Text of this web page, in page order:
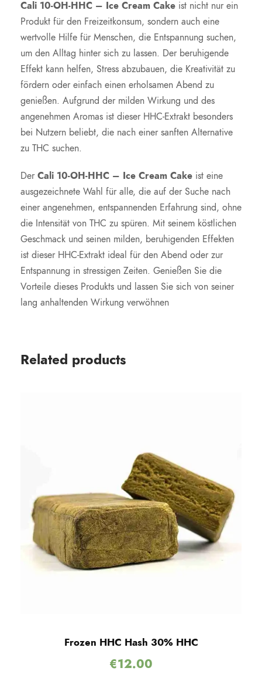
Cali 10-OH-HHC – Ice Cream Cake ist nicht nur ein
Produkt für den Freizeitkonsum, sondern auch eine
wertvolle Hilfe für Menschen, die Entspannung suchen,
um den Alltag hinter sich zu lassen. Der beruhigende
Effekt kann helfen, Stress abzubauen, die Kreativität zu
fördern oder einfach einen erholsamen Abend zu
genießen. Aufgrund der milden Wirkung und des
angenehmen Aromas ist dieser HHC-Extrakt besonders
bei Nutzern beliebt, die nach einer sanften Alternative
zu THC suchen.
DerCali 10-OH-HHC – Ice Cream Cake ist eine
ausgezeichnete Wahl für alle, die auf der Suche nach
einer angenehmen, entspannenden Erfahrung sind, ohne
die Intensität von THC zu spüren. Mit seinem köstlichen
Geschmack und seinen milden, beruhigenden Effekten
ist dieser HHC-Extrakt ideal für den Abend oder zur
Entspannung in stressigen Zeiten. Genießen Sie die
Vorteile dieses Produkts und lassen Sie sich von seiner
lang anhaltenden Wirkung verwöhnen
Related products
Frozen HHC Hash 30% HHC
€12.00